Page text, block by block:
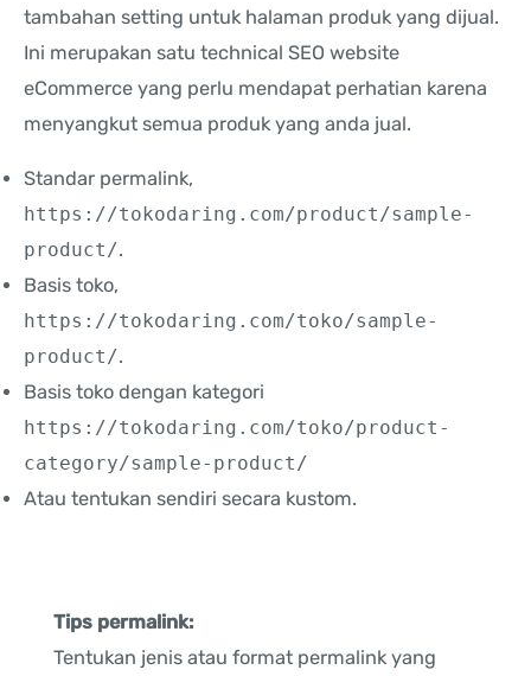
tambahan setting untuk halaman produk yang dijual.
Ini merupakan satu technical SEO website
eCommerce yang perlu mendapat perhatian karena
menyangkut semua produk yang anda jual.
Standar permalink,
https://tokodaring.com/product/sample-
product/.
Basis toko,
https://tokodaring.com/toko/sample-
product/.
Basis toko dengan kategori
https://tokodaring.com/toko/product-
category/sample-product/
Atau tentukan sendiri secara kustom.
Tips permalink:
Tentukan jenis atau format permalink yang